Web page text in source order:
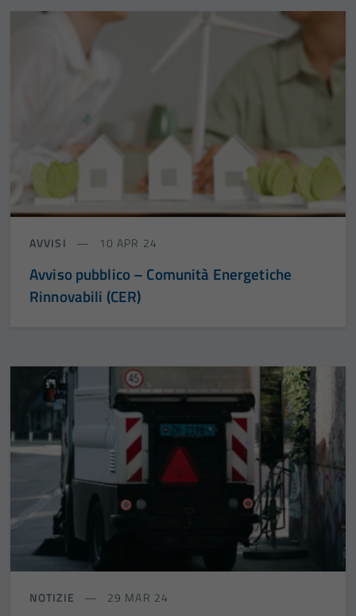
AVVISI 10 APR 24
Avviso pubblico – Comunità Energetiche
Rinnovabili (CER)
NOTIZIE 29 MAR 24